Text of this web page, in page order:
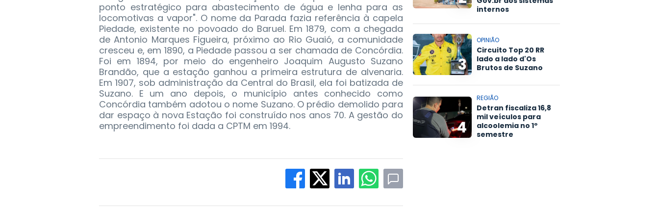
ponto estratégico para abastecimento de água e lenha para as
locomotivas a vapor". O nome da Parada fazia referência à capela
Piedade, existente no povoado do Baruel. Em 1879, com a chegada
de Antonio Marques Figueira, próximo ao Rio Guaió, a comunidade
cresceu e, em 1890, a Piedade passou a ser chamada de Concórdia.
Foi em 1894, por meio do engenheiro Joaquim Augusto Suzano
Brandão, que a estação ganhou a primeira estrutura de alvenaria.
Em 1907, sob administração da Central do Brasil, ela foi batizada de
Suzano. E um ano depois, o município antes conhecido como
Concórdia também adotou o nome Suzano. O prédio demolido para
dar espaço à nova Estação foi construído nos anos 70. A gestão do
empreendimento foi dada a CPTM em 1994.
internos
3
OPINIÃO
Circuito Top 20 RR
lado a lado d'Os
Brutos de Suzano
4
REGIÃO
Detran fiscaliza 16,8
mil veículos para
alcoolemia no 1º
semestre